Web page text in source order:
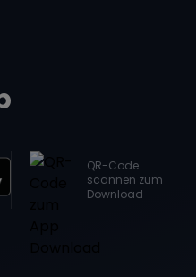
QR-Code
scannen zum
Download